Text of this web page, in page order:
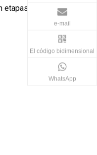
e-mail
El código bidimensional
WhatsApp
críticas